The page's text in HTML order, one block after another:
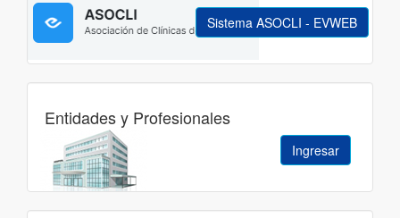
Sistema ASOCLI - EVWEB
Entidades y Profesionales
Ingresar